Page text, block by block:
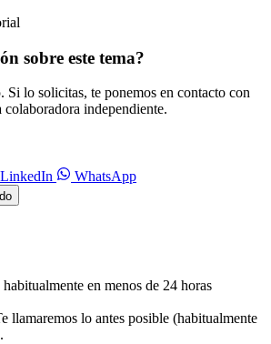
sobre este tema?
lo solicitas, te ponemos en contacto con
colaboradora independiente.
LinkedIn WhatsApp
en menos de 24 horas
llamaremos lo antes posible (habitualmente